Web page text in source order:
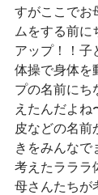
すがここでお
ムをする前に
アップ！！子
体操で身体を
プの名前にち
えたんだよね
皮などの名前
きをみんなで
考えたラララ
母さんたちが